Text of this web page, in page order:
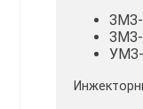
ЗМЗ-
ЗМЗ-
УМЗ-